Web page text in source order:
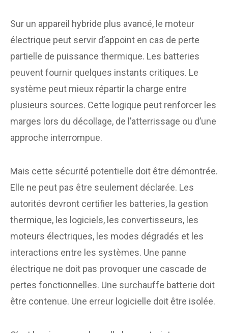
Sur un appareil hybride plus avancé, le moteur
électrique peut servir d’appoint en cas de perte
partielle de puissance thermique. Les batteries
peuvent fournir quelques instants critiques. Le
système peut mieux répartir la charge entre
plusieurs sources. Cette logique peut renforcer les
marges lors du décollage, de l’atterrissage ou d’une
approche interrompue.
Mais cette sécurité potentielle doit être démontrée.
Elle ne peut pas être seulement déclarée. Les
autorités devront certifier les batteries, la gestion
thermique, les logiciels, les convertisseurs, les
moteurs électriques, les modes dégradés et les
interactions entre les systèmes. Une panne
électrique ne doit pas provoquer une cascade de
pertes fonctionnelles. Une surchauffe batterie doit
être contenue. Une erreur logicielle doit être isolée.